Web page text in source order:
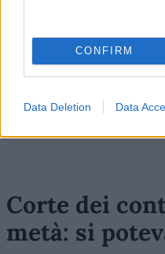
CONFIRM
Data Deletion Data
Corte dei
metà: si